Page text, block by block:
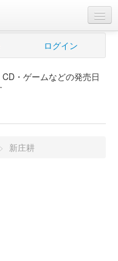
ログイン
・ゲームなどの発売日
> 新庄耕